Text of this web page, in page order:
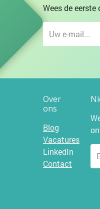
Wees de
Over
ons
Blog
Vacatures
LinkedIn
Contact